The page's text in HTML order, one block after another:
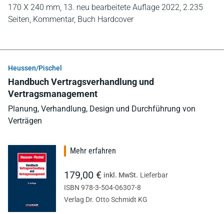
170 X 240 mm, 13. neu bearbeitete Auflage 2022, 2.235
Seiten, Kommentar, Buch Hardcover
Heussen/Pischel
Handbuch Vertragsverhandlung und
Vertragsmanagement
Planung, Verhandlung, Design und Durchführung von
Verträgen
Mehr erfahren
179,00 € inkl. MwSt. Lieferbar
ISBN 978-3-504-06307-8
Verlag Dr. Otto Schmidt KG